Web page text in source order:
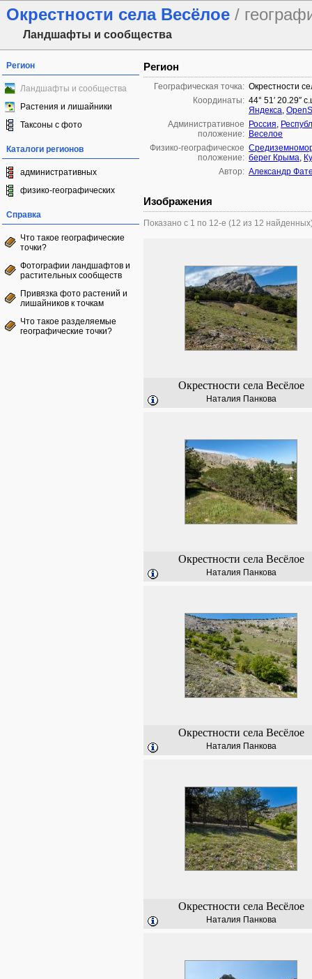
Окрестности села Весёлое /
Ландшафты и сообщества
Регион
Ландшафты и сообщества
Растения и лишайники
Таксоны с фото
Каталоги регионов
административных
физико-географических
Справка
Что такое географические
точки?
Фотографии ландшафтов и
растительных сообществ
Привязка фото растений и
лишайников к точкам
Что такое разделяемые
географические точки?
Регион
Географическая точка: Окрестности
Координаты: 44° 51′ 20.29″
Яндекса,
Административное
положение:
Россия,
Веселое
Физико-географическое
положение: берег Крыма,
Автор: Александр
Изображения
Показано с 1 по 12-е (12 из 12
Окрестности села Весёлое
Наталия Панкова
Окрестности села Весёлое
Наталия Панкова
Окрестности села Весёлое
Наталия Панкова
Окрестности села Весёлое
Наталия Панкова